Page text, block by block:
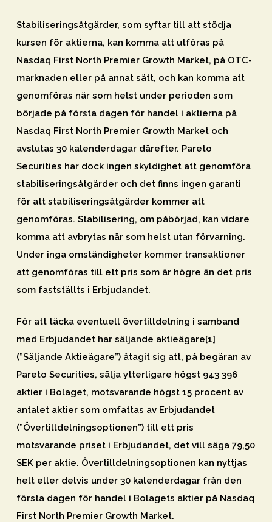
Stabiliseringsåtgärder, som syftar till att stödja
kursen för aktierna, kan komma att utföras på
Nasdaq First North Premier Growth Market, på OTC-
marknaden eller på annat sätt, och kan komma att
genomföras när som helst under perioden som
började på första dagen för handel i aktierna på
Nasdaq First North Premier Growth Market och
avslutas 30 kalenderdagar därefter. Pareto
Securities har dock ingen skyldighet att genomföra
stabiliseringsåtgärder och det finns ingen garanti
för att stabiliseringsåtgärder kommer att
genomföras. Stabilisering, om påbörjad, kan vidare
komma att avbrytas när som helst utan förvarning.
Under inga omständigheter kommer transaktioner
att genomföras till ett pris som är högre än det pris
som fastställts i Erbjudandet.
För att täcka eventuell övertilldelning i samband
med Erbjudandet har säljande aktieägare[1]
(”Säljande Aktieägare”) åtagit sig att, på begäran av
Pareto Securities, sälja ytterligare högst 943 396
aktier i Bolaget, motsvarande högst 15 procent av
antalet aktier som omfattas av Erbjudandet
(”Övertilldelningsoptionen”) till ett pris
motsvarande priset i Erbjudandet, det vill säga 79,50
SEK per aktie. Övertilldelningsoptionen kan nyttjas
helt eller delvis under 30 kalenderdagar från den
första dagen för handel i Bolagets aktier på Nasdaq
First North Premier Growth Market.